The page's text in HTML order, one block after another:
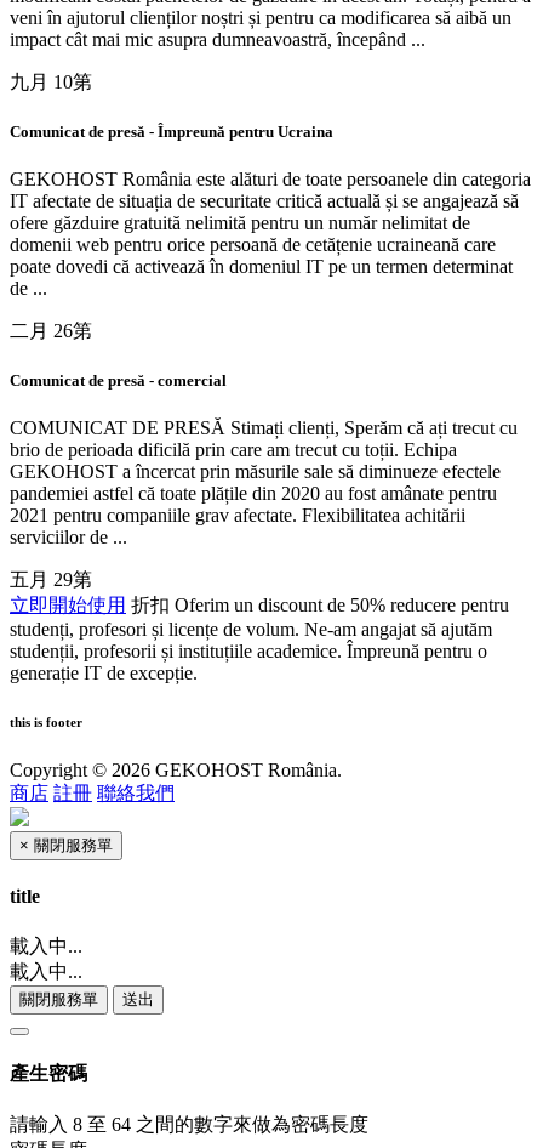
veni în ajutorul clienților noștri și pentru ca modificarea să aibă un
impact cât mai mic asupra dumneavoastră, începând ...
九月 10第
Comunicat de presă - Împreună pentru Ucraina
GEKOHOST România este alături de toate persoanele din categoria
IT afectate de situația de securitate critică actuală și se angajează să
ofere găzduire gratuită nelimită pentru un număr nelimitat de
domenii web pentru orice persoană de cetățenie ucraineană care
poate dovedi că activează în domeniul IT pe un termen determinat
de ...
二月 26第
Comunicat de presă - comercial
COMUNICAT DE PRESĂ Stimați clienți, Sperăm că ați trecut cu
brio de perioada dificilă prin care am trecut cu toții. Echipa
GEKOHOST a încercat prin măsurile sale să diminueze efectele
pandemiei astfel că toate plățile din 2020 au fost amânate pentru
2021 pentru companiile grav afectate. Flexibilitatea achitării
serviciilor de ...
五月 29第
立即開始使用 折扣 Oferim un discount de 50% reducere pentru
studenți, profesori și licențe de volum. Ne-am angajat să ajutăm
studenții, profesorii și instituțiile academice. Împreună pentru o
generație IT de excepție.
this is footer
Copyright © 2026 GEKOHOST România.
商店 註冊 聯絡我們
× 關閉服務單
title
載入中...
載入中...
關閉服務單 送出
產生密碼
請輸入 8 至 64 之間的數字來做為密碼長度